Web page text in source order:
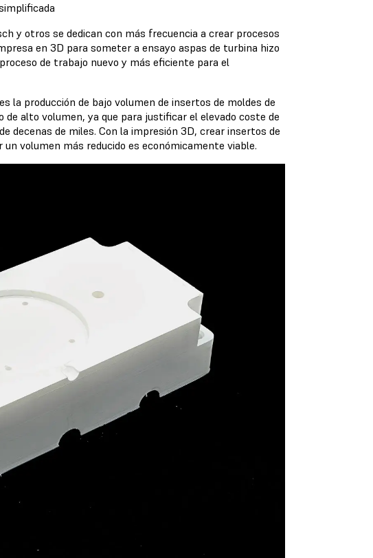
y otros se dedican con más frecuencia a crear procesos
en 3D para someter a ensayo aspas de turbina hizo
de trabajo nuevo y más eficiente para el
la producción de bajo volumen de insertos de moldes de
alto volumen, ya que para justificar el elevado coste de
decenas de miles. Con la impresión 3D, crear insertos de
volumen más reducido es económicamente viable.